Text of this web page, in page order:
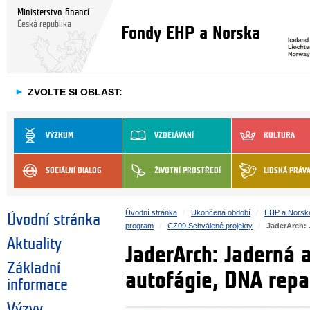
Ministerstvo financí
Česká republika
Fondy EHP a Norska
► ZVOLTE SI OBLAST:
VÝZKUM VZDĚLÁVÁNÍ KULTURA
SOCIÁLNÍ DIALOG ŽIVOTNÍ PROSTŘEDÍ LIDSKÁ PRÁVA
Úvodní stránka
Aktuality
Základní
informace
Úvodní stránka Ukončená období
EHP a
program
CZ09 Schválené projekty JaderArch:
JaderArch: Jaderná
autofágie, DNA